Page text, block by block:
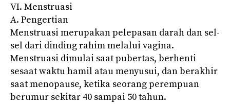
VI. Menstruasi
A. Pengertian
Menstruasi merupakan pelepasan darah dan sel-
sel dari dinding rahim melalui vagina.
Menstruasi dimulai saat pubertas, berhenti
sesaat waktu hamil atau menyusui, dan berakhir
saat menopause, ketika seorang perempuan
berumur sekitar 40 sampai 50 tahun.